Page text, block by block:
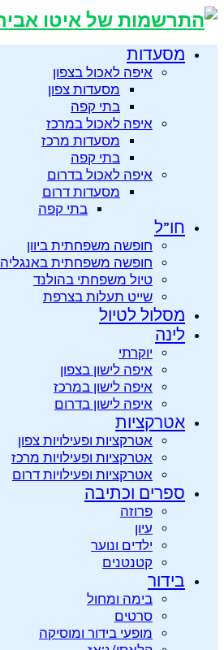
מסעדות
איפה לאכול בצפון
מסעדות צפון
בתי קפה
איפה לאכול במרכז
מסעדות מרכז
בתי קפה
איפה לאכול בדרום
מסעדות דרום
בתי קפה
חו”ל
חופשה משפחתית ביוון
חופשה משפחתית באנגליה
טיול משפחתי בהולנד
שייט תעלות בצרפת
מסלול לטיול
לינה
יוקרתי
איפה לישון בצפון
איפה לישון במרכז
איפה לישון בדרום
אטרקציות
אטרקציות ופעילויות צפון
אטרקציות ופעילויות מרכז
אטרקציות ופעילויות דרום
ספרים וכתיבה
פרוזה
עיון
ילדים ונוער
קטנטנים
בידור
בימה ומחול
סרטים
מופעי בידור ומוסיקה